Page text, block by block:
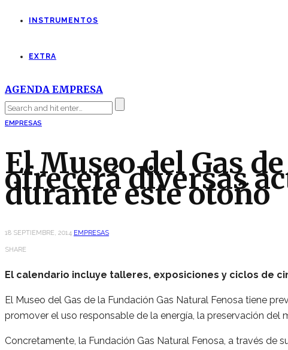
INSTRUMENTOS
EXTRA
AGENDA EMPRESA
EMPRESAS
El Museo del Gas
ofrecerá diversas
durante este otoño
18 SEPTIEMBRE, 2014 EMPRESAS
SHARE
El calendario incluye talleres, exposiciones y ciclos de
El Museo del Gas de la Fundación Gas Natural Fenosa tiene
promover el uso responsable de la energía, la preservación
Concretamente, la Fundación Gas Natural Fenosa, a través de